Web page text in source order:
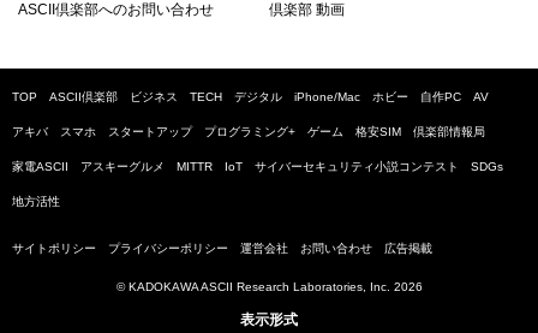
ASCII倶楽部へのお問い合わせ
倶楽部 動画
TOP ASCII倶楽部 ビジネス TECH デジタル iPhone/Mac ホビー 自作PC AV
アキバ スマホ スタートアップ プログラミング+ ゲーム 格安SIM 倶楽部情報局
家電ASCII アスキーグルメ MITTR IoT サイバーセキュリティ小説コンテスト SDGs
地方活性
サイトポリシー プライバシーポリシー 運営会社 お問い合わせ 広告掲載
© KADOKAWA ASCII Research Laboratories, Inc. 2026
表示形式